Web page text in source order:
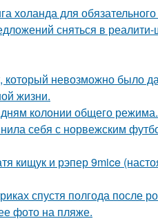
для обязательного
сняться в реалити-
который невозможно было
жизни.
колонии общего режима.
себя с норвежским
кищук и рэпер 9mice
спустя полгода после
фото на пляже.